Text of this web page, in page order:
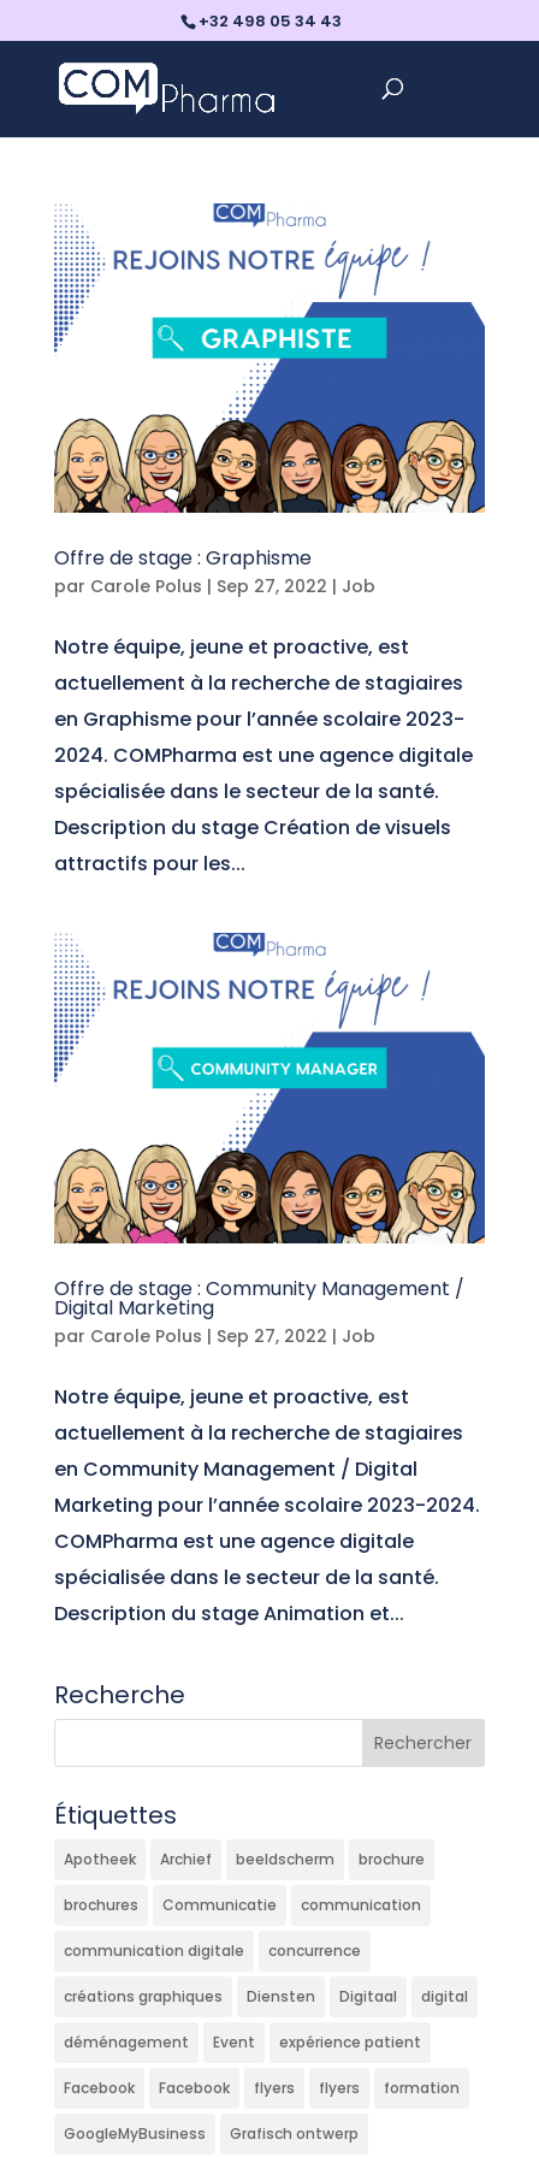
+32 498 05 34 43
Offre de stage : Graphisme
par Carole Polus | Sep 27, 2022 | Job
Notre équipe, jeune et proactive, est
actuellement à la recherche de stagiaires
en Graphisme pour l’année scolaire 2023-
2024. COMPharma est une agence digitale
spécialisée dans le secteur de la santé.
Description du stage Création de visuels
attractifs pour les...
Offre de stage : Community Management /
Digital Marketing
par Carole Polus | Sep 27, 2022 | Job
Notre équipe, jeune et proactive, est
actuellement à la recherche de stagiaires
en Community Management / Digital
Marketing pour l’année scolaire 2023-2024.
COMPharma est une agence digitale
spécialisée dans le secteur de la santé.
Description du stage Animation et...
Recherche
Étiquettes
Apotheek Archief beeldscherm brochure
brochures Communicatie communication
communication digitale concurrence
créations graphiques Diensten Digitaal digital
déménagement Event expérience patient
Facebook Facebook flyers flyers formation
GoogleMyBusiness Grafisch ontwerp